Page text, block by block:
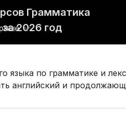
Грамматика
2026 год
языка по грамматике и
английский и